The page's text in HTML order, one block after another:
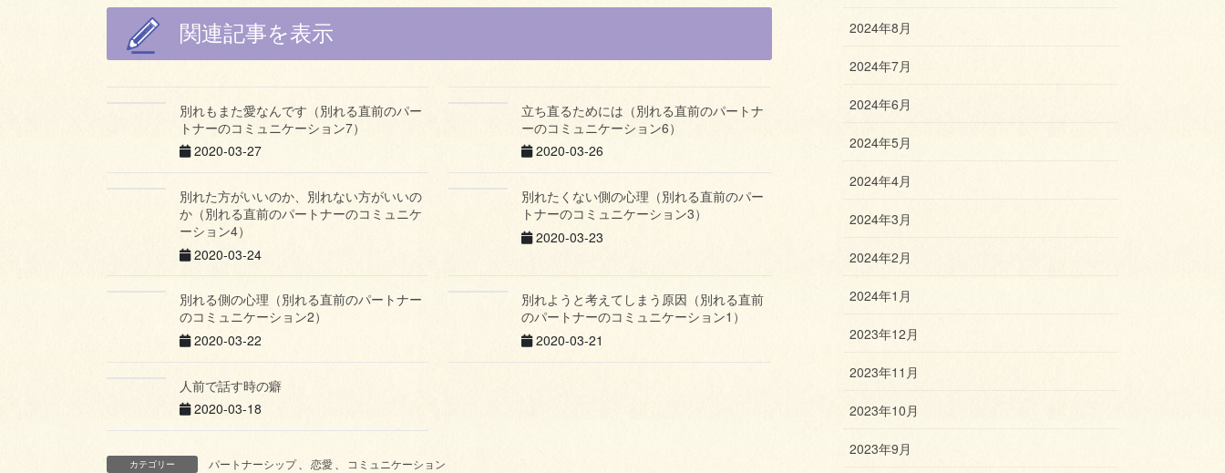
関連記事を表示
別れもまた愛なんです（別れる直前のパー
トナーのコミュニケーション7）
2020-03-27
立ち直るためには（別れる直前のパートナ
ーのコミュニケーション6）
2020-03-26
別れた方がいいのか、別れない方がいいの
か（別れる直前のパートナーのコミュニケ
ーション4）
2020-03-24
別れたくない側の心理（別れる直前のパー
トナーのコミュニケーション3）
2020-03-23
別れる側の心理（別れる直前のパートナー
のコミュニケーション2）
2020-03-22
別れようと考えてしまう原因（別れる直前
のパートナーのコミュニケーション1）
2020-03-21
人前で話す時の癖
2020-03-18
カテゴリー パートナーシップ 恋愛 コミュニケーション
2024年8月
2024年7月
2024年6月
2024年5月
2024年4月
2024年3月
2024年2月
2024年1月
2023年12月
2023年11月
2023年10月
2023年9月